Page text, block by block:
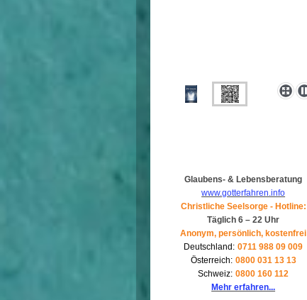
Glaubens- & Lebensberatung
www.gotterfahren.info
Christliche Seelsorge - Hotline:
Täglich 6 – 22 Uhr
Anonym, persönlich, kostenfrei
Deutschland: 0711 988 09 009
Österreich: 0800 031 13 13
Schweiz: 0800 160 112
Mehr erfahren...